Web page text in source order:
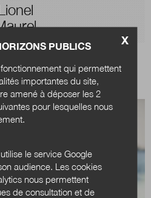
X
PUBLICS
qui permettent
importantes du site,
amené à déposer les 2
pour lesquelles nous
le service Google
audience. Les cookies
nous permettent
de consultation et de